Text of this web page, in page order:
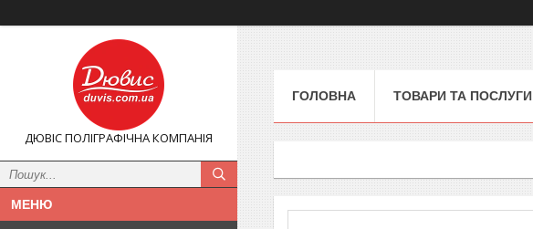
ДЮВІС ПОЛІГРАФІЧНА КОМПАНІЯ
ГОЛОВНА ТОВАРИ ТА ПОСЛУГИ